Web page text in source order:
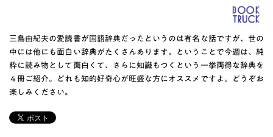
三島由紀夫の愛読書が国語辞典だったというのは有名な話ですが、世の
中には他にも面白い辞典がたくさんあります。ということで今週は、純
粋に読み物として面白くて、さらに知識もつくという一挙両得な辞典を
４冊ご紹介。どれも知的好奇心が旺盛な方にオススメですよ。どうぞお
楽しみください。